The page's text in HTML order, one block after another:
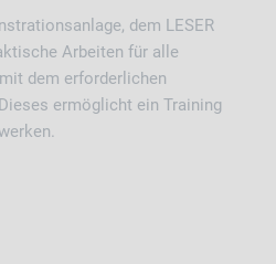
dem LESER
Arbeiten für alle
dem erforderlichen
ermöglicht ein Training